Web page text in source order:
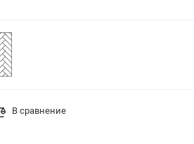
В сравнение